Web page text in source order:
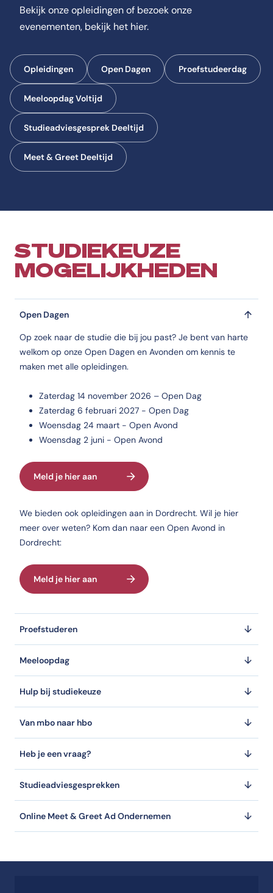
Bekijk onze opleidingen of bezoek onze
evenementen, bekijk het hier.
Opleidingen Open Dagen Proefstudeerdag
Meeloopdag Voltijd
Studieadviesgesprek Deeltijd
Meet & Greet Deeltijd
STUDIEKEUZE
MOGELIJKHEDEN
Open Dagen
Op zoek naar de studie die bij jou past? Je bent van harte
welkom op onze Open Dagen en Avonden om kennis te
maken met alle opleidingen.
Zaterdag 14 november 2026 – Open Dag
Zaterdag 6 februari 2027 - Open Dag
Woensdag 24 maart - Open Avond
Woensdag 2 juni - Open Avond
Meld je hier aan
We bieden ook opleidingen aan in Dordrecht. Wil je hier
meer over weten? Kom dan naar een Open Avond in
Dordrecht:
Meld je hier aan
Proefstuderen
Meeloopdag
Hulp bij studiekeuze
Van mbo naar hbo
Heb je een vraag?
Studieadviesgesprekken
Online Meet & Greet Ad Ondernemen